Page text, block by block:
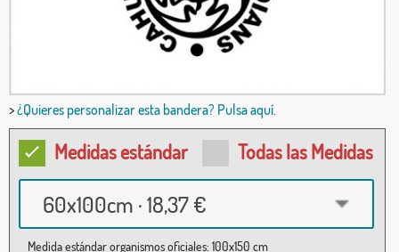
>¿Quieres personalizar esta bandera? Pulsa aquí.
Medidas estándar Todas las Medidas
60x100cm · 18,37 €
Medida estándar organismos oficiales: 100x150 cm